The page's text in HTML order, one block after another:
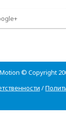
© Copyright
/